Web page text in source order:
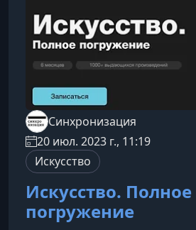
Синхронизация
20 июл. 2023 г., 11:19
Искусство
Искусство. Полное
погружение